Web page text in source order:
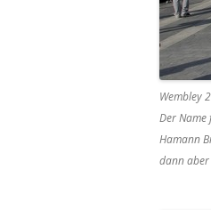
Wembley
Der Name
Hamann
dann